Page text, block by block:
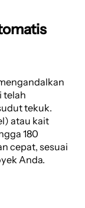
telah
tekuk.
atau kait
180
cepat, sesuai
Anda.